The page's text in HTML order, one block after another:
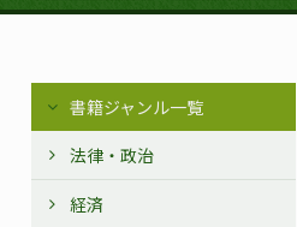
書籍ジャンル一覧
法律・政治
経済